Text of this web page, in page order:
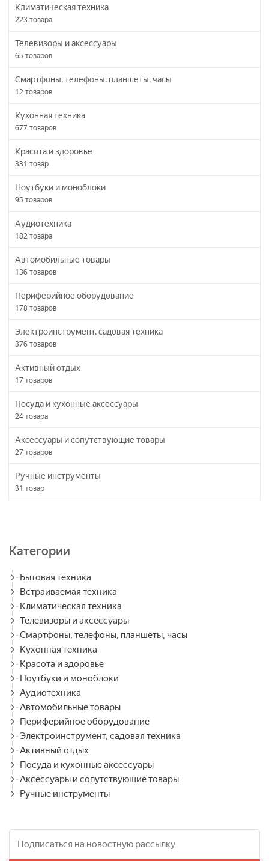
Климатическая техника
223 товара
Телевизоры и аксессуары
65 товаров
Смартфоны, телефоны, планшеты, часы
12 товаров
Кухонная техника
677 товаров
Красота и здоровье
331 товар
Ноутбуки и моноблоки
95 товаров
Аудиотехника
182 товара
Автомобильные товары
136 товаров
Периферийное оборудование
178 товаров
Электроинструмент, садовая техника
376 товаров
Активный отдых
17 товаров
Посуда и кухонные аксессуары
24 товара
Аксессуары и сопутствующие товары
27 товаров
Ручные инструменты
31 товар
Категории
Бытовая техника
Встраиваемая техника
Климатическая техника
Телевизоры и аксессуары
Смартфоны, телефоны, планшеты, часы
Кухонная техника
Красота и здоровье
Ноутбуки и моноблоки
Аудиотехника
Автомобильные товары
Периферийное оборудование
Электроинструмент, садовая техника
Активный отдых
Посуда и кухонные аксессуары
Аксессуары и сопутствующие товары
Ручные инструменты